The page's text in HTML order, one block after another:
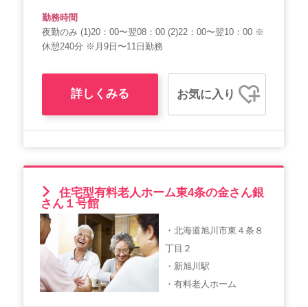
勤務時間
夜勤のみ (1)20：00〜翌08：00 (2)22：00〜翌10：00 ※
休憩240分 ※月9日〜11日勤務
詳しくみる お気に入り
住宅型有料老人ホーム東4条の金さん銀
さん１号館
・北海道旭川市東４条８
丁目２
・新旭川駅
・有料老人ホーム